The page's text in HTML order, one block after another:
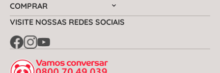
COMPRAR
VISITE NOSSAS REDES SOCIAIS